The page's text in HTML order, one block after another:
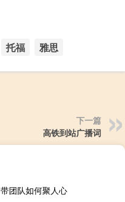
托福 雅思
下一篇
高铁到站广播词
带团队如何聚人心